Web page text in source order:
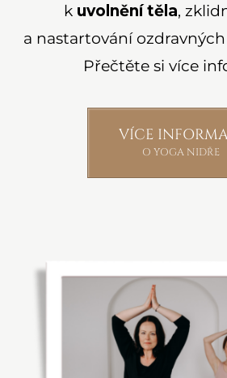
k uvolnění těla,
a nastartování
Přečtěte si více
VÍCE
O YOGA NIDŘE